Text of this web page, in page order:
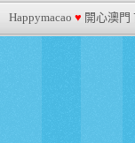
Happymacao ♥ 開心澳門